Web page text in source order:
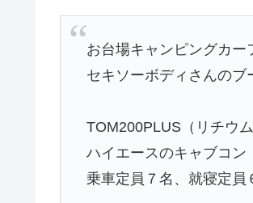
お台場キャンピングカー
セキソーボディさんのブ
TOM200PLUS（リチウ
ハイエースのキャブコン
乗車定員７名、就寝定員